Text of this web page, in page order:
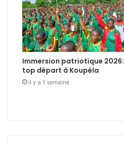
Immersion patriotique 2026:
top départ à Koupéla
il y a 1 semaine